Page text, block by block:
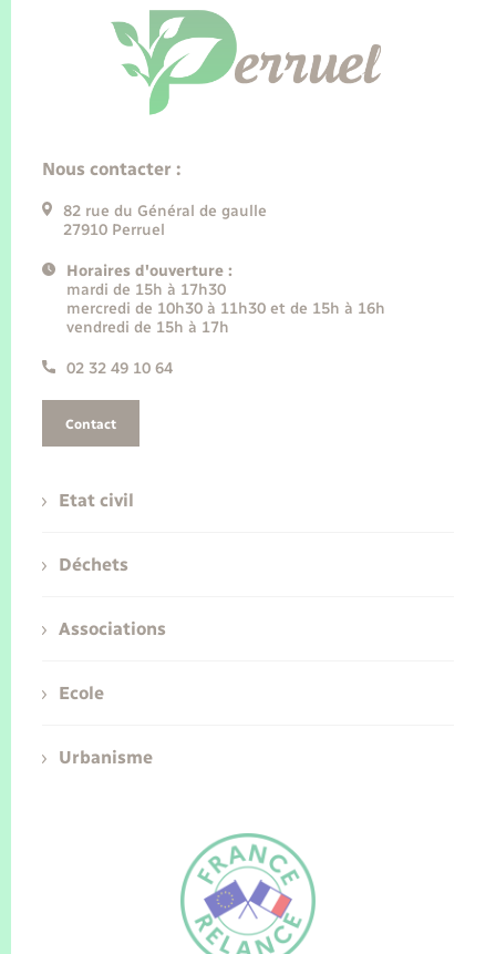
Nous contacter :
82 rue du Général de gaulle
27910 Perruel
Horaires d'ouverture :
mardi de 15h à 17h30
mercredi de 10h30 à 11h30 et de 15h à 16h
vendredi de 15h à 17h
02 32 49 10 64
Contact
Etat civil
Déchets
Associations
Ecole
Urbanisme